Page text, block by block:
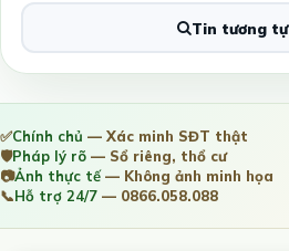
Tin tương tự
✅Chính chủ — Xác minh SĐT thật
🛡️Pháp lý rõ — Sổ riêng, thổ cư
📷Ảnh thực tế— Không ảnh minh họa
📞Hỗ trợ 24/7 — 0866.058.088